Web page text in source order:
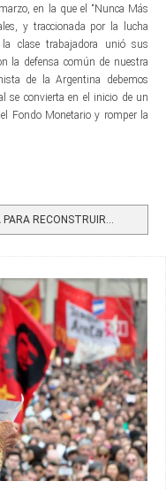
en la que el “Nunca Más
y traccionada por la lucha
clase trabajadora unió sus
la defensa común de nuestra
de la Argentina debemos
se convierta en el inicio de un
Fondo Monetario y romper la
RECONSTRUIR...